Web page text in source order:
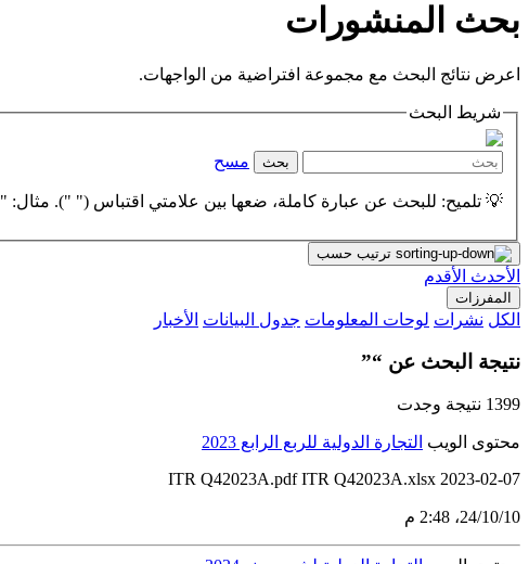
بحث المنشورات
اعرض نتائج البحث مع مجموعة افتراضية من الواجهات.
شريط البحث
بحث مسح
💡 تلميح: للبحث عن عبارة كاملة، ضعها بين علامتي اقتباس (" "). مثال:
ترتيب حسب
الأحدث الأقدم
المفرزات
الكل نشرات لوحات المعلومات جدول البيانات الأخبار
نتيجة البحث عن “”
1399 نتيجة وجدت
محتوى الويب التجارة الدولية للربع الرابع 2023
ITR Q42023A.pdf ITR Q42023A.xlsx 2023-02-07
10‏/10‏/24، 2:48 م